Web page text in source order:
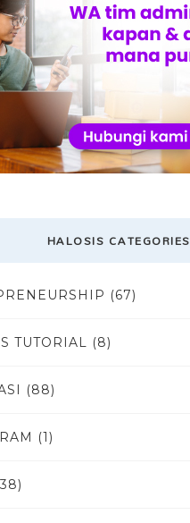
HALOSIS CATEGORIES
(67)
TUTORIAL (8)
(88)
(1)